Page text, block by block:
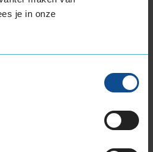
je in onze